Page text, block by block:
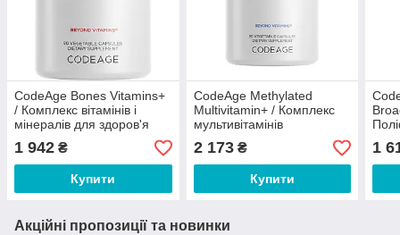
CodeAge Bones Vitamins+
/ Комплекс вітамінів і
мінералів для здоров'я
кісток 90 капсул
1 942 ₴
Купити
CodeAge Methylated
Multivitamin+ / Комплекс
мультивітамінів
метильованих 90 капсул
2 173₴
Купити
1
Акційні пропозиції та новинки